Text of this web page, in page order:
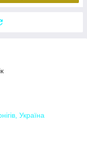
Україна